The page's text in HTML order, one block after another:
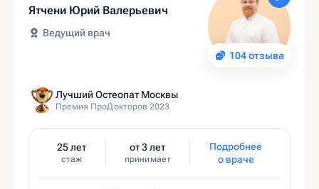
104 отзыва
Ятчени Юрий Валерьевич
Ведущий врач
Лучший Остеопат Москвы
Премия ПроДокторов 2023
25 лет
стаж
от 3 лет
принимает
Подробнее
о враче